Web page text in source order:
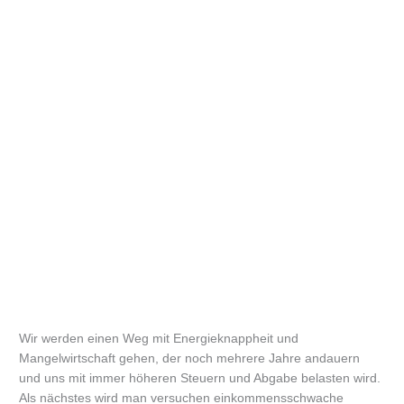
Wir werden einen Weg mit Energieknappheit und
Mangelwirtschaft gehen, der noch mehrere Jahre andauern
und uns mit immer höheren Steuern und Abgabe belasten wird.
Als nächstes wird man versuchen einkommensschwache